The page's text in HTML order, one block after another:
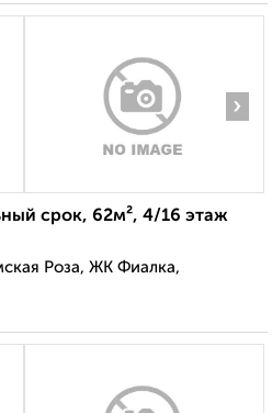
›
срок, 62м², 4/16 этаж
Роза, ЖК Фиалка,